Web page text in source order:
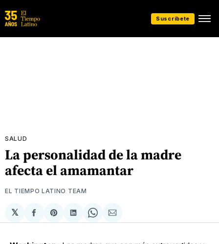
Suscríbete
SALUD
La personalidad de la madre
afecta el amamantar
EL TIEMPO LATINO TEAM
𝕏
Compartir
en
Share
on
Compartir
en
Share
on
Compartir
via